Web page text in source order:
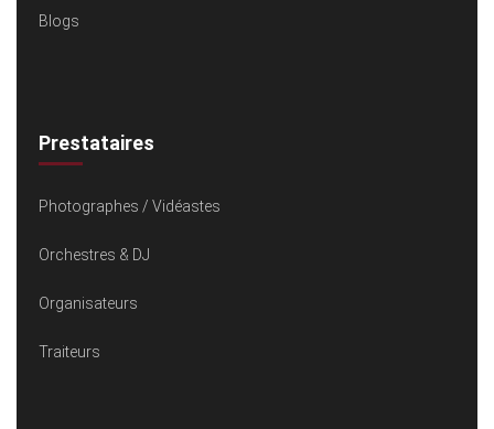
Blogs
Prestataires
Photographes / Vidéastes
Orchestres & DJ
Organisateurs
Traiteurs